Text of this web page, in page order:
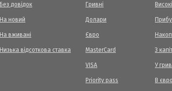
Без довідок
На новий
На вживані
Низька відсоткова ставка
Гривні
Долари
Євро
MasterCard
VISA
Priority pass
З
У
В євро